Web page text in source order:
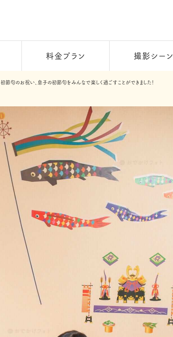
料金プラン 撮影シーン
初節句のお祝い、息子の初節句をみんなで楽しく過ごすことができました！